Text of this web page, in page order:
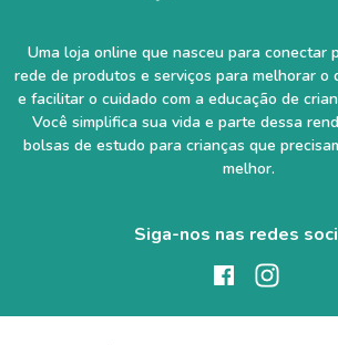
Uma loja online que nasceu para conectar
rede de produtos e serviços para melhorar o
e facilitar o cuidado com a educação de
Você simplifica sua vida e parte dessa
bolsas de estudo para crianças que
melhor.
Siga-nos nas redes